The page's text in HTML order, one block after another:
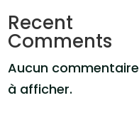
Recent
Comments
Aucun commentaire
à afficher.